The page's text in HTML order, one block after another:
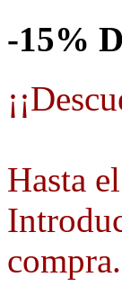
-15%
Hasta
compra.